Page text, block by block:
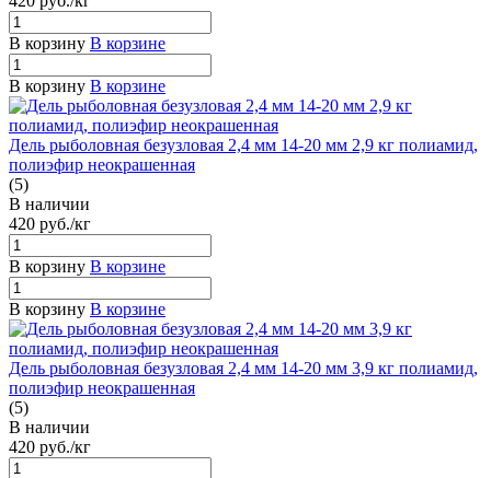
В корзину В корзине
В корзину В корзине
Дель рыболовная безузловая 2,4 мм 14-20 мм 2,9 кг полиамид,
полиэфир неокрашенная
(5)
В наличии
420 руб./кг
В корзину В корзине
В корзину В корзине
Дель рыболовная безузловая 2,4 мм 14-20 мм 3,9 кг полиамид,
полиэфир неокрашенная
(5)
В наличии
420 руб./кг